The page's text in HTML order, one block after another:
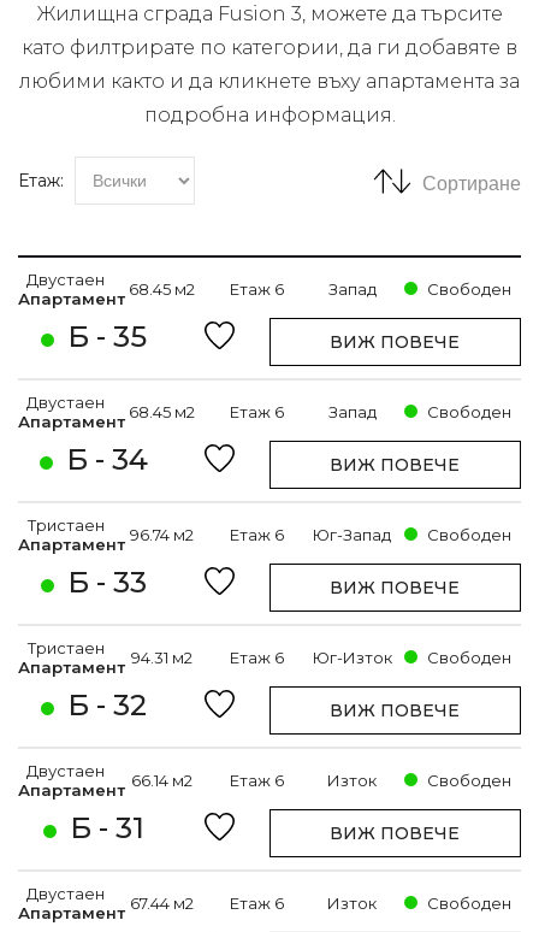
Жилищна сграда Fusion 3, можете да търсите
като филтрирате по категории, да ги добавяте в
любими както и да кликнете въху апартамента за
подробна информация.
Етаж: Сортиране
Б - 35
Двустаен
Апартамент 68.45 м2 Етаж 6 Запад Свободен
ВИЖ ПОВЕЧЕ
Б - 34
Двустаен
Апартамент 68.45 м2 Етаж 6 Запад Свободен
ВИЖ ПОВЕЧЕ
Б - 33
Тристаен
Апартамент 96.74 м2 Етаж 6 Юг-Запад Свободен
ВИЖ ПОВЕЧЕ
Б - 32
Тристаен
Апартамент 94.31 м2 Етаж 6 Юг-Изток Свободен
ВИЖ ПОВЕЧЕ
Б - 31
Двустаен
Апартамент 66.14 м2 Етаж 6 Изток Свободен
ВИЖ ПОВЕЧЕ
Двустаен
Апартамент 67.44 м2 Етаж 6 Изток Свободен